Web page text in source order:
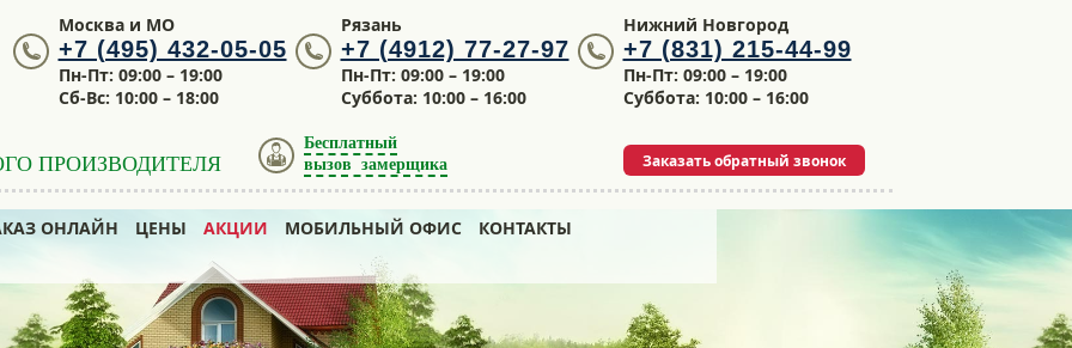
Москва и МО
+7 (495) 432-05-05
Пн-Пт: 09:00 – 19:00
Сб-Вс: 10:00 – 18:00
Рязань
+7 (4912) 77-27-97
Пн-Пт: 09:00 – 19:00
Суббота: 10:00 – 16:00
Нижний Новгород
+7 (831) 215-44-99
Пн-Пт: 09:00 – 19:00
Суббота: 10:00 – 16:00
Заказать обратный звонок
ПРОИЗВОДИТЕЛЯ
Бесплатный
вызов замерщика
ОНЛАЙН ЦЕНЫ АКЦИИ МОБИЛЬНЫЙ ОФИС
КОНТАКТЫ